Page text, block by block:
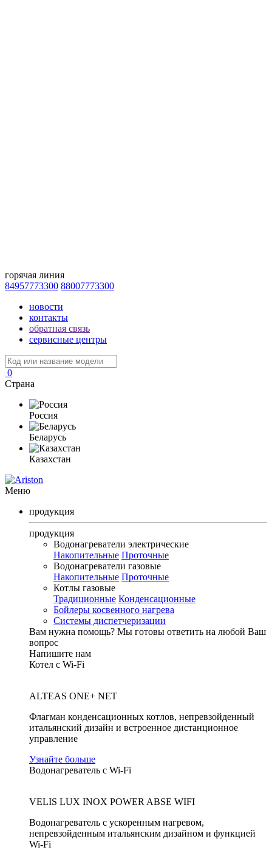
горячая линия
84957773300 88007773300
новости
контакты
обратная связь
сервисные центры
0
Страна
Россия
Беларусь
Казахстан
Меню
продукция
продукция
Водонагреватели электрические
Накопительные Проточные
Водонагреватели газовые
Накопительные Проточные
Котлы газовые
Традиционные Конденсационные
Бойлеры косвенного нагрева
Системы диспетчеризации
Вам нужна помощь? Мы готовы ответить на любой Ваш
вопрос
Напишите нам
Котел с Wi-Fi
ALTEAS ONE+ NET
Флагман конденсационных котлов, непревзойденный
итальянский дизайн и встроенное дистанционное
управление
Узнайте больше
Водонагреватель с Wi-Fi
VELIS LUX INOX POWER ABSE WIFI
Водонагреватель с ускоренным нагревом,
непревзойденным итальянским дизайном и функцией
Wi-Fi